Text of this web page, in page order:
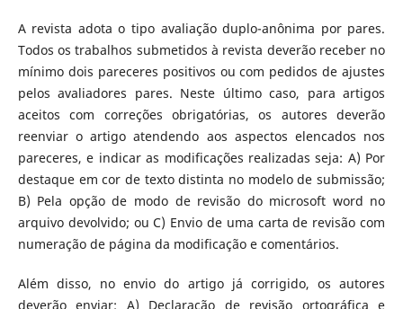
A revista adota o tipo avaliação duplo-anônima por pares.
Todos os trabalhos submetidos à revista deverão receber no
mínimo dois pareceres positivos ou com pedidos de ajustes
pelos avaliadores pares. Neste último caso, para artigos
aceitos com correções obrigatórias, os autores deverão
reenviar o artigo atendendo aos aspectos elencados nos
pareceres, e indicar as modificações realizadas seja: A) Por
destaque em cor de texto distinta no modelo de submissão;
B) Pela opção de modo de revisão do microsoft word no
arquivo devolvido; ou C) Envio de uma carta de revisão com
numeração de página da modificação e comentários.
Além disso, no envio do artigo já corrigido, os autores
deverão enviar: A) Declaração de revisão ortográfica e